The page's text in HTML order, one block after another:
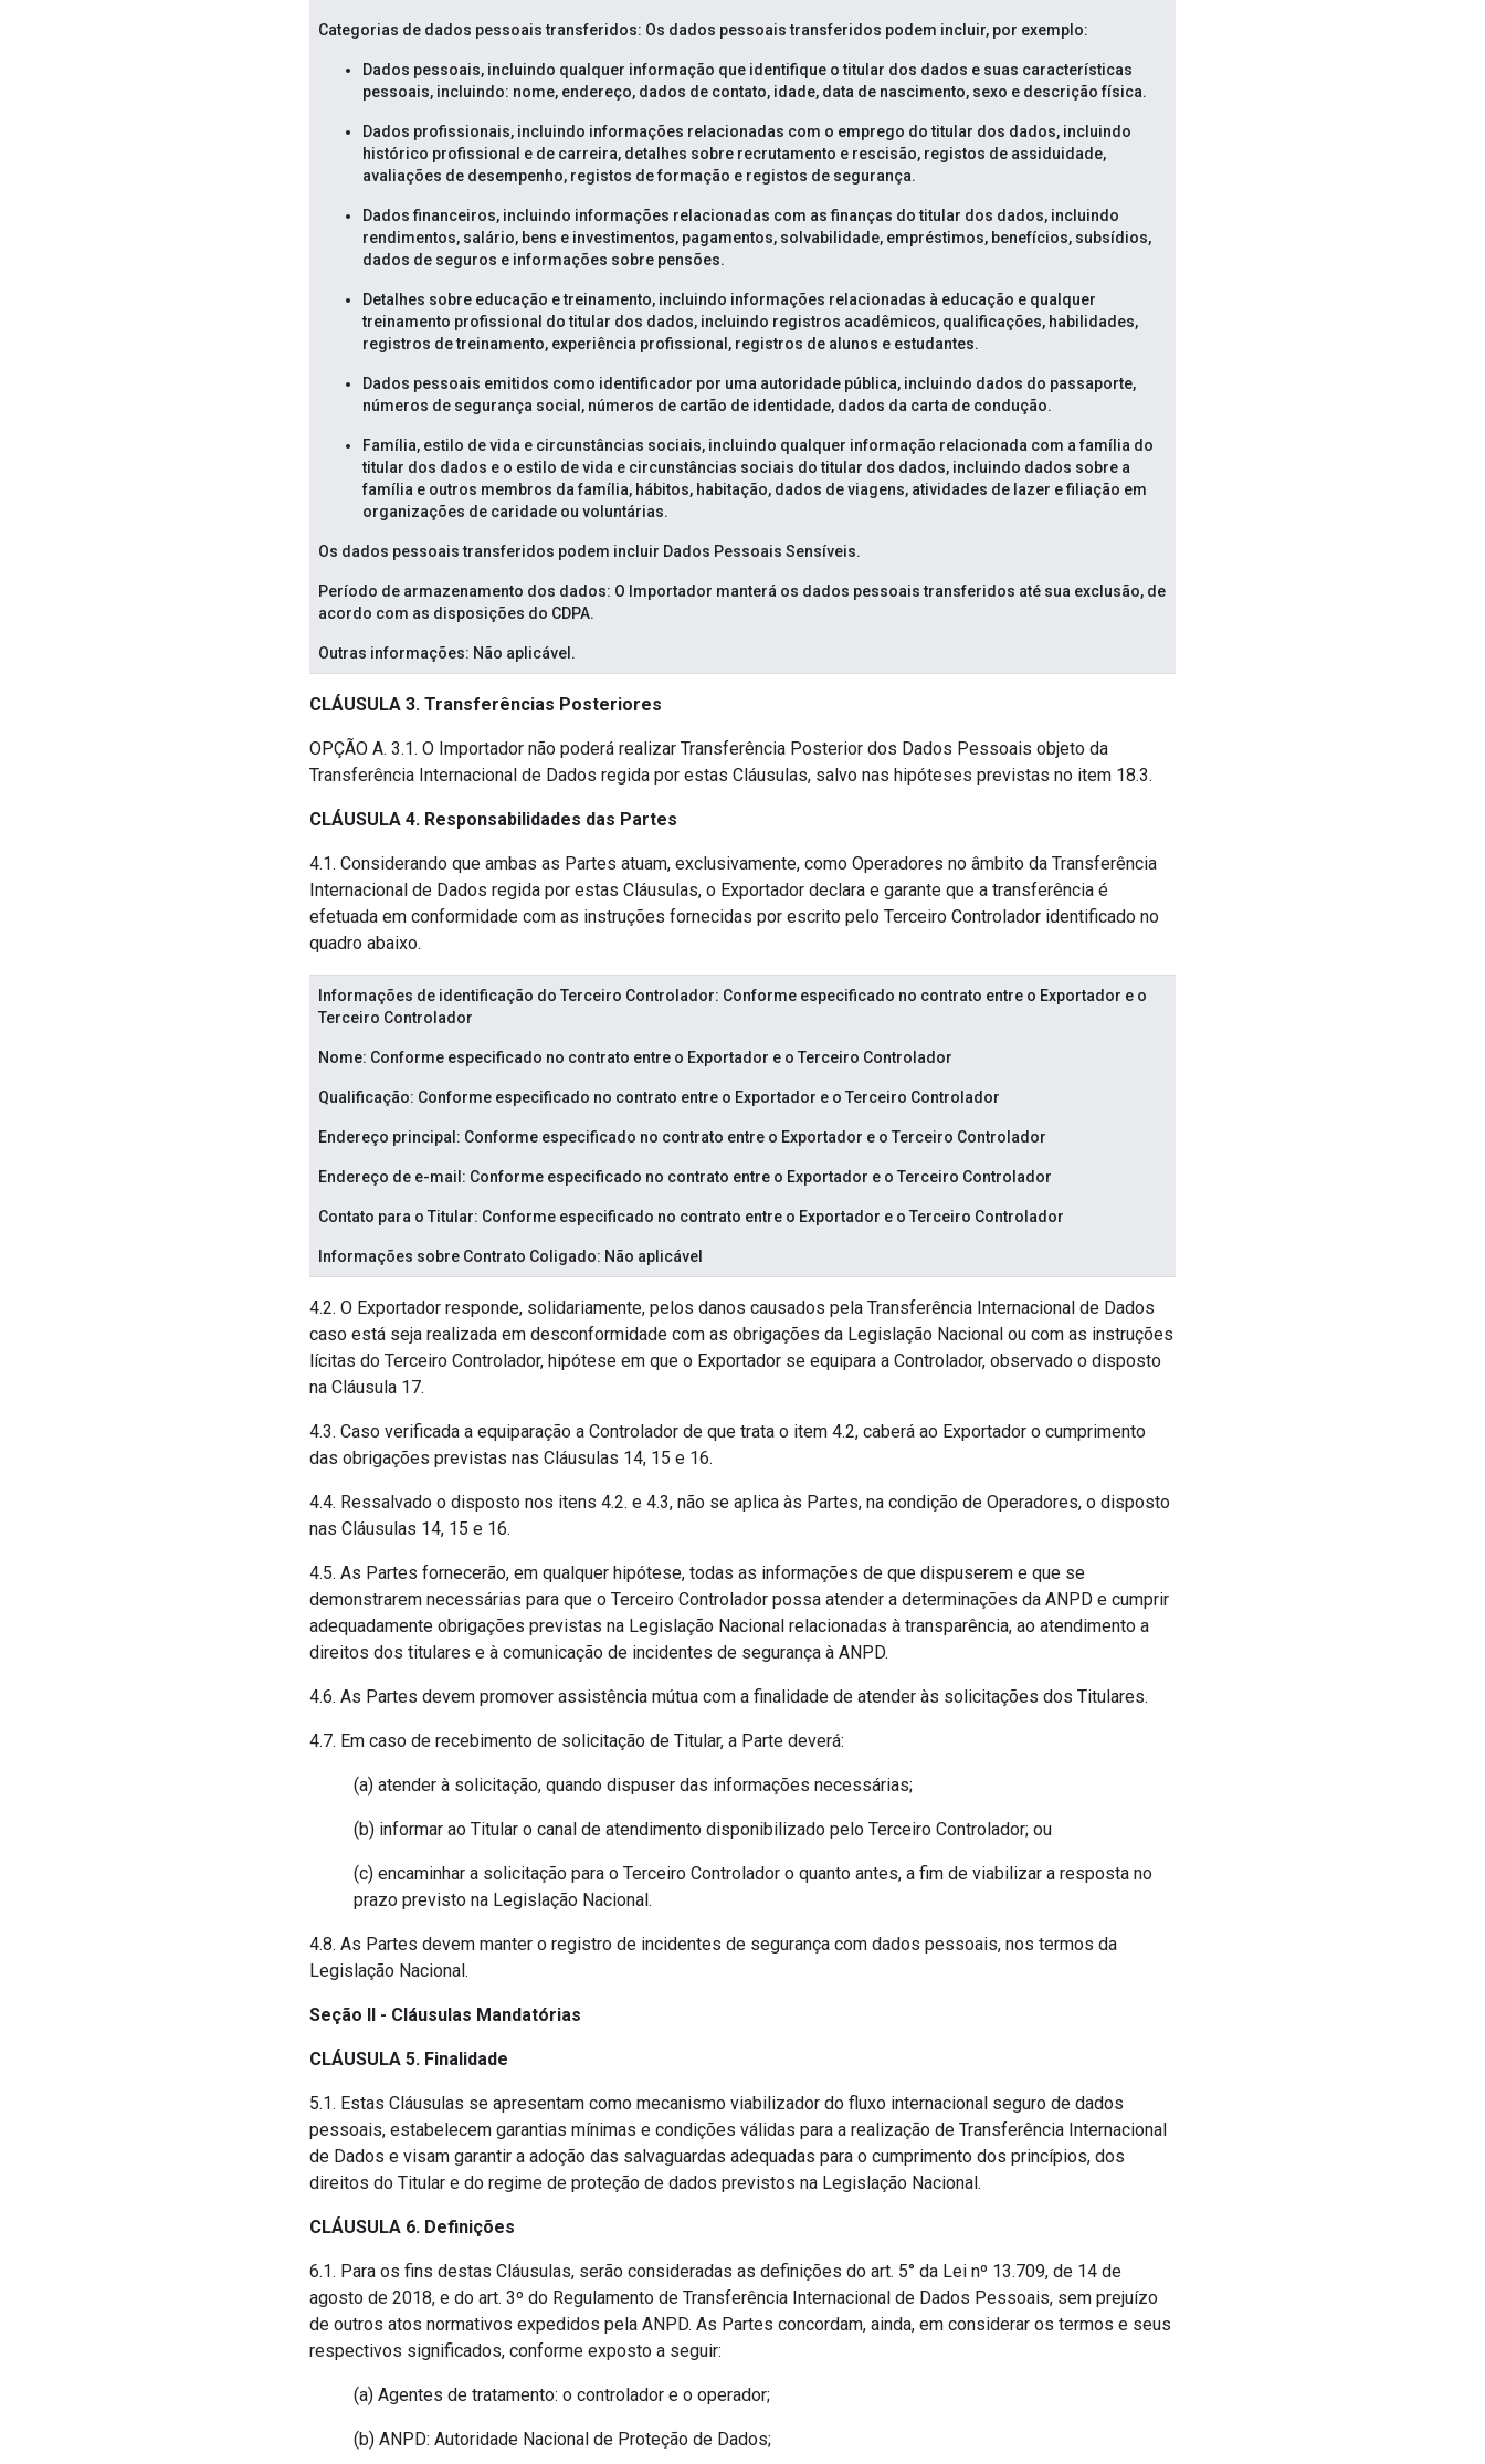
Categorias de dados pessoais transferidos: Os dados pessoais transferidos podem incluir, por exemplo:
Dados pessoais, incluindo qualquer informação que identifique o titular dos dados e suas características
pessoais, incluindo: nome, endereço, dados de contato, idade, data de nascimento, sexo e descrição física.
Dados profissionais, incluindo informações relacionadas com o emprego do titular dos dados, incluindo
histórico profissional e de carreira, detalhes sobre recrutamento e rescisão, registos de assiduidade,
avaliações de desempenho, registos de formação e registos de segurança.
Dados financeiros, incluindo informações relacionadas com as finanças do titular dos dados, incluindo
rendimentos, salário, bens e investimentos, pagamentos, solvabilidade, empréstimos, benefícios, subsídios,
dados de seguros e informações sobre pensões.
Detalhes sobre educação e treinamento, incluindo informações relacionadas à educação e qualquer
treinamento profissional do titular dos dados, incluindo registros acadêmicos, qualificações, habilidades,
registros de treinamento, experiência profissional, registros de alunos e estudantes.
Dados pessoais emitidos como identificador por uma autoridade pública, incluindo dados do passaporte,
números de segurança social, números de cartão de identidade, dados da carta de condução.
Família, estilo de vida e circunstâncias sociais, incluindo qualquer informação relacionada com a família do
titular dos dados e o estilo de vida e circunstâncias sociais do titular dos dados, incluindo dados sobre a
família e outros membros da família, hábitos, habitação, dados de viagens, atividades de lazer e filiação em
organizações de caridade ou voluntárias.
Os dados pessoais transferidos podem incluir Dados Pessoais Sensíveis.
Período de armazenamento dos dados: O Importador manterá os dados pessoais transferidos até sua exclusão, de
acordo com as disposições do CDPA.
Outras informações: Não aplicável.
CLÁUSULA 3. Transferências Posteriores
OPÇÃO A. 3.1. O Importador não poderá realizar Transferência Posterior dos Dados Pessoais objeto da
Transferência Internacional de Dados regida por estas Cláusulas, salvo nas hipóteses previstas no item 18.3.
CLÁUSULA 4. Responsabilidades das Partes
4.1. Considerando que ambas as Partes atuam, exclusivamente, como Operadores no âmbito da Transferência
Internacional de Dados regida por estas Cláusulas, o Exportador declara e garante que a transferência é
efetuada em conformidade com as instruções fornecidas por escrito pelo Terceiro Controlador identificado no
quadro abaixo.
Informações de identificação do Terceiro Controlador: Conforme especificado no contrato entre o Exportador e o
Terceiro Controlador
Nome: Conforme especificado no contrato entre o Exportador e o Terceiro Controlador
Qualificação: Conforme especificado no contrato entre o Exportador e o Terceiro Controlador
Endereço principal: Conforme especificado no contrato entre o Exportador e o Terceiro Controlador
Endereço de e-mail: Conforme especificado no contrato entre o Exportador e o Terceiro Controlador
Contato para o Titular: Conforme especificado no contrato entre o Exportador e o Terceiro Controlador
Informações sobre Contrato Coligado: Não aplicável
4.2. O Exportador responde, solidariamente, pelos danos causados pela Transferência Internacional de Dados
caso está seja realizada em desconformidade com as obrigações da Legislação Nacional ou com as instruções
lícitas do Terceiro Controlador, hipótese em que o Exportador se equipara a Controlador, observado o disposto
na Cláusula 17.
4.3. Caso verificada a equiparação a Controlador de que trata o item 4.2, caberá ao Exportador o cumprimento
das obrigações previstas nas Cláusulas 14, 15 e 16.
4.4. Ressalvado o disposto nos itens 4.2. e 4.3, não se aplica às Partes, na condição de Operadores, o disposto
nas Cláusulas 14, 15 e 16.
4.5. As Partes fornecerão, em qualquer hipótese, todas as informações de que dispuserem e que se
demonstrarem necessárias para que o Terceiro Controlador possa atender a determinações da ANPD e cumprir
adequadamente obrigações previstas na Legislação Nacional relacionadas à transparência, ao atendimento a
direitos dos titulares e à comunicação de incidentes de segurança à ANPD.
4.6. As Partes devem promover assistência mútua com a finalidade de atender às solicitações dos Titulares.
4.7. Em caso de recebimento de solicitação de Titular, a Parte deverá:
(a) atender à solicitação, quando dispuser das informações necessárias;
(b) informar ao Titular o canal de atendimento disponibilizado pelo Terceiro Controlador; ou
(c) encaminhar a solicitação para o Terceiro Controlador o quanto antes, a fim de viabilizar a resposta no
prazo previsto na Legislação Nacional.
4.8. As Partes devem manter o registro de incidentes de segurança com dados pessoais, nos termos da
Legislação Nacional.
Seção II - Cláusulas Mandatórias
CLÁUSULA 5. Finalidade
5.1. Estas Cláusulas se apresentam como mecanismo viabilizador do fluxo internacional seguro de dados
pessoais, estabelecem garantias mínimas e condições válidas para a realização de Transferência Internacional
de Dados e visam garantir a adoção das salvaguardas adequadas para o cumprimento dos princípios, dos
direitos do Titular e do regime de proteção de dados previstos na Legislação Nacional.
CLÁUSULA 6. Definições
6.1. Para os fins destas Cláusulas, serão consideradas as definições do art. 5° da Lei nº 13.709, de 14 de
agosto de 2018, e do art. 3º do Regulamento de Transferência Internacional de Dados Pessoais, sem prejuízo
de outros atos normativos expedidos pela ANPD. As Partes concordam, ainda, em considerar os termos e seus
respectivos significados, conforme exposto a seguir:
(a) Agentes de tratamento: o controlador e o operador;
(b) ANPD: Autoridade Nacional de Proteção de Dados;